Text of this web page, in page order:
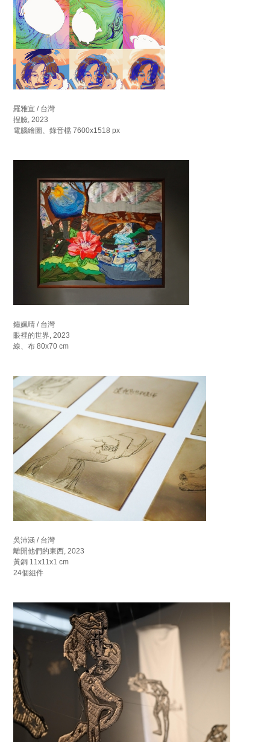
羅雅宣 / 台灣
捏臉, 2023
電腦繪圖、錄音檔 7600x1518 px
鐘姵晴 / 台灣
眼裡的世界, 2023
線、布 80x70 cm
吳沛涵 / 台灣
離開他們的東西, 2023
黃銅 11x11x1 cm
24個組件